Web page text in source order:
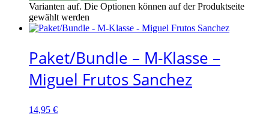
Varianten auf. Die Optionen können auf der Produktseite
gewählt werden
Paket/Bundle – M-Klasse –
Miguel Frutos Sanchez
14,95 €